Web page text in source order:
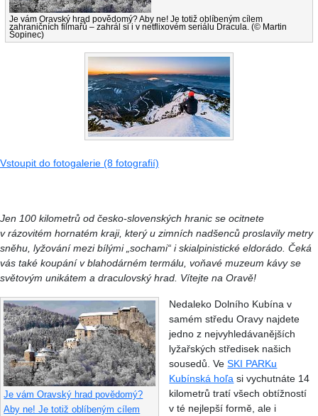
Je vám Oravský hrad povědomý? Aby ne! Je totiž oblíbeným cílem
zahraničních filmařů – zahrál si i v netflixovém seriálu Dracula. (© Martin
Šopinec)
Vstoupit do fotogalerie (8 fotografií)
Jen 100 kilometrů od česko-slovenských hranic se ocitnete
v rázovitém hornatém kraji, který u zimních nadšenců proslavily metry
sněhu, lyžování mezi bílými „sochami“ i skialpinistické eldorádo. Čeká
vás také koupání v blahodárném termálu, voňavé muzeum kávy se
světovým unikátem a draculovský hrad. Vítejte na Oravě!
Je vám Oravský hrad povědomý?
Aby ne! Je totiž oblíbeným cílem
Nedaleko Dolního Kubína v
samém středu Oravy najdete
jedno z nejvyhledávanějších
lyžařských středisek našich
sousedů. VeSKI PARKu
Kubínská hoľa si vychutnáte 14
kilometrů tratí všech obtížností
v té nejlepší formě, ale i